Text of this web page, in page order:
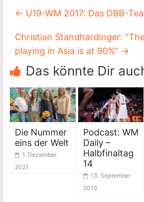
← U19-WM 2017: Das DBB-
Christian Standhardinger:
playing in Asia is at 90%“ →
Das könnte Dir
Die Nummer
eins der Welt
1. Dezember
2021
Podcast: WM
Daily –
Halbfinaltag
14
13. September
2019